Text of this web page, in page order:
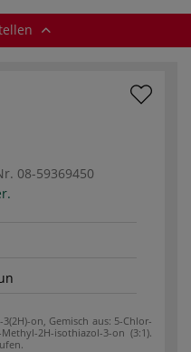
08-59369450
on, Gemisch aus: 5-Chlor-
2H-isothiazol-3-on (3:1).